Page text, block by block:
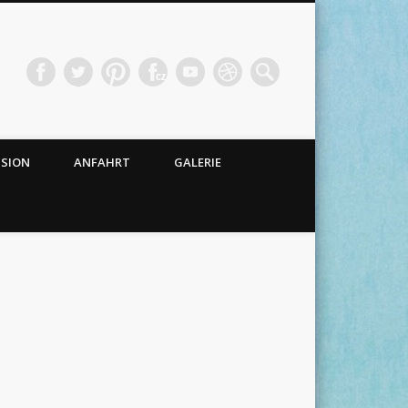
ANFAHRT GALERIE